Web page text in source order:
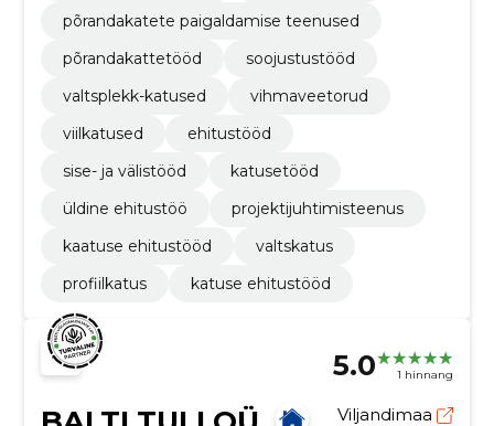
põrandakatete paigaldamise teenused
põrandakattetööd
soojustustööd
valtsplekk-katused
vihmaveetorud
viilkatused
ehitustööd
sise- ja välistööd
katusetööd
üldine ehitustöö
projektijuhtimisteenus
kaatuse ehitustööd
valtskatus
profiilkatus
katuse ehitustööd
5.0 1 hinnang
Viljandimaa